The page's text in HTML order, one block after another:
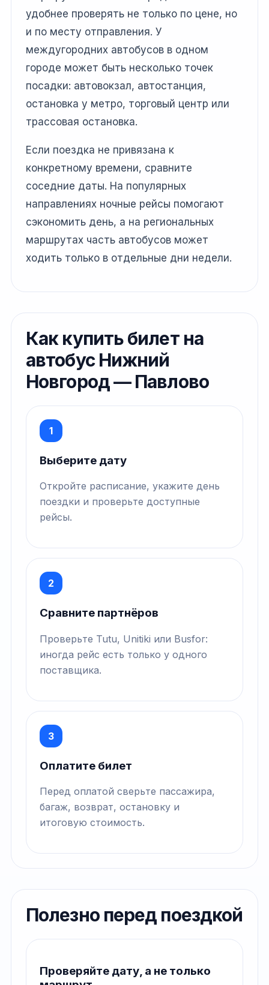
удобнее проверять не только по цене, но
и по месту отправления. У
междугородних автобусов в одном
городе может быть несколько точек
посадки: автовокзал, автостанция,
остановка у метро, торговый центр или
трассовая остановка.
Если поездка не привязана к
конкретному времени, сравните
соседние даты. На популярных
направлениях ночные рейсы помогают
сэкономить день, а на региональных
маршрутах часть автобусов может
ходить только в отдельные дни недели.
Как купить билет на
автобус Нижний
Новгород — Павлово
1
Выберите дату
Откройте расписание, укажите день
поездки и проверьте доступные
рейсы.
2
Сравните партнёров
Проверьте Tutu, Unitiki или Busfor:
иногда рейс есть только у одного
поставщика.
3
Оплатите билет
Перед оплатой сверьте пассажира,
багаж, возврат, остановку и
итоговую стоимость.
Полезно перед поездкой
Проверяйте дату, а не только